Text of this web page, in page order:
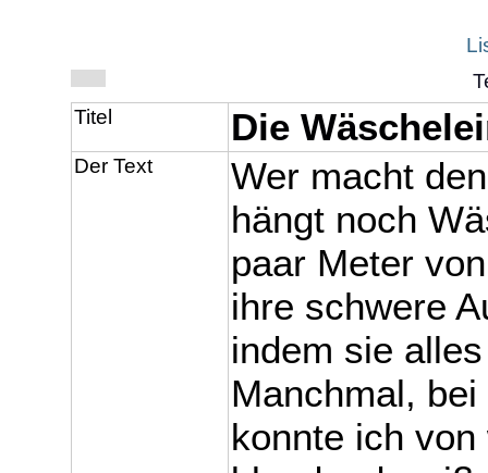
Titel
Die
Der Text
Wer macht
hängt noch
paar Meter
ihre schwere
indem sie
Manchmal,
konnte ich